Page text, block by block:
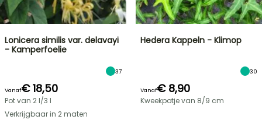
Lonicera similis var. delavayi
- Kamperfoelie
37
Vanaf€ 18,50
Pot van 2 l/3 l
Verkrijgbaar in 2 maten
Hedera Kappeln - Klimop
30
Vanaf€ 8,90
Kweekpotje van 8/9 cm